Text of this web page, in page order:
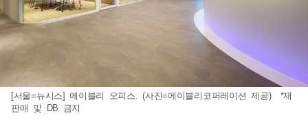
[서울=뉴시스] 에이블리 오피스. (사진=에이블리코퍼레이션 제공) *재
판매 및 DB 금지